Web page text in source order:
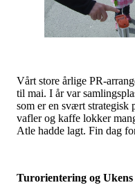
Vårt store årlige PR-
til mai. I år var
som er en svært strategisk
vafler og kaffe lokker
Atle hadde lagt. Fin dag
Turorientering og Ukens